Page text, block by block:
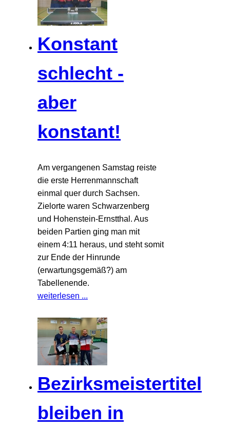
Konstant
schlecht -
aber
konstant!
Am vergangenen Samstag reiste
die erste Herrenmannschaft
einmal quer durch Sachsen.
Zielorte waren Schwarzenberg
und Hohenstein-Ernstthal. Aus
beiden Partien ging man mit
einem 4:11 heraus, und steht somit
zur Ende der Hinrunde
(erwartungsgemäß?) am
Tabellenende.
weiterlesen ...
Bezirksmeistertitel
bleiben in